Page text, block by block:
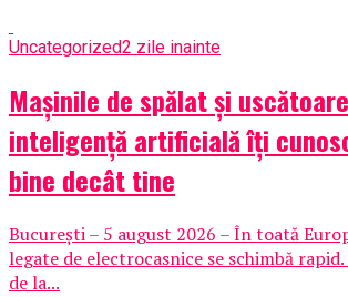
Uncategorized2 zile inainte
Mașinile de spălat și
inteligență artificială îți
bine decât tine
București – 5 august 2026 – În toată
legate de electrocasnice se schimbă rapid.
de la...